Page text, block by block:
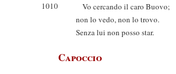
1010
Vo cercando il caro Buovo;
non lo vedo, non lo trovo.
Senza lui non posso star.
Capoccio